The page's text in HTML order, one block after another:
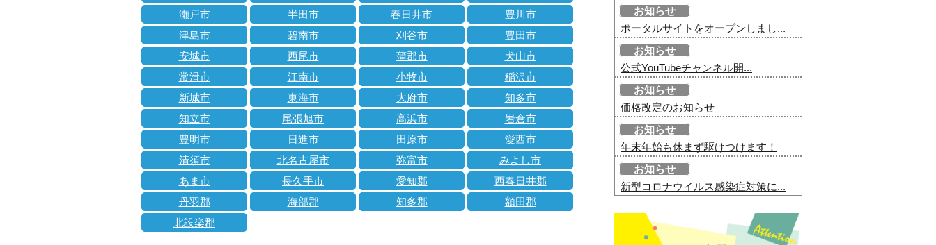
瀬戸市
半田市 春日井市
豊川市
津島市
碧南市 刈谷市
豊田市
安城市
西尾市 蒲郡市
犬山市
常滑市
江南市 小牧市
稲沢市
新城市
東海市 大府市
知多市
知立市
尾張旭市 高浜市
岩倉市
豊明市
日進市 田原市
愛西市
清須市
北名古屋市 弥富市
みよし市
あま市
長久手市 愛知郡
西春日井郡
丹羽郡
海部郡 知多郡
額田郡
北設楽郡
お知らせ
ポータルサイトをオープンしまし...
お知らせ
公式YouTubeチャンネル開...
お知らせ
価格改定のお知らせ
お知らせ
年末年始も休まず駆けつけます！
お知らせ
新型コロナウイルス感染症対策に...